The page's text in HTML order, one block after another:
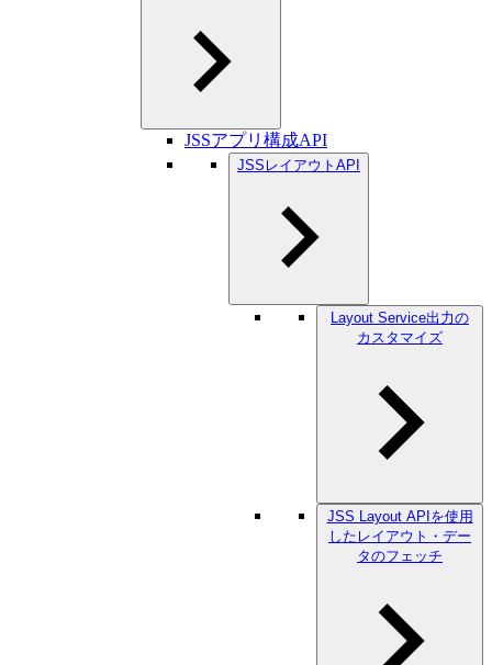
JSSアプリ構成API
JSSレイアウトAPI
Layout Service出力の
カスタマイズ
JSS Layout APIを使用
したレイアウト・デー
タのフェッチ